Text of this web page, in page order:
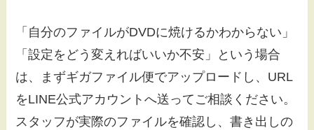
「自分のファイルがDVDに焼けるかわからない」
「設定をどう変えればいいか不安」という場合
は、まずギガファイル便でアップロードし、URL
をLINE公式アカウントへ送ってご相談ください。
スタッフが実際のファイルを確認し、書き出しの